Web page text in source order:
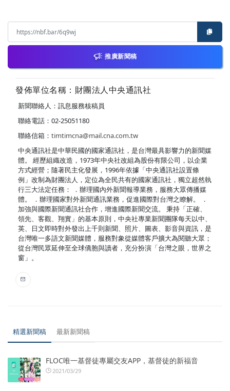
推廣新聞稿
發佈單位名稱：財團法人中央通訊社
新聞聯絡人：訊息服務核稿員
聯絡電話：02-25051180
聯絡信箱： timtimcna@mail.cna.com.tw
中央通訊社是中華民國的國家通訊社，是台灣最具影響力的新聞媒
體。 經歷組織改造，1973年中央社改組為股份有限公司，以企業
方式經營；隨著民主化發展，1996年依據「中央通訊社設置條
例」改制為財團法人，定位為全民共有的國家通訊社，獨立超然執
行三大法定任務： ．辦理國內外新聞報導業務，服務大眾傳播媒
體。 ．辦理國家對外新聞通訊業務，促進國際對台灣之瞭解。 ．
加強與國際新聞通訊社合作，增進國際新聞交流。 秉持「正確、
領先、客觀、翔實」的基本原則，中央社專業新聞團隊每天以中、
英、日文即時對外發出上千則新聞、照片、圖表、影音與資訊，是
台灣唯一多語文新聞媒體，服務對象從媒體客戶擴大為閱聽大眾；
從台灣民眾延伸至全球僑胞與讀者，充分扮演「台灣之眼，世界之
窗」。
精選新聞稿 最新新聞稿
FLOC唯一基督徒專屬交友APP，基督徒的新福音
2021/03/29